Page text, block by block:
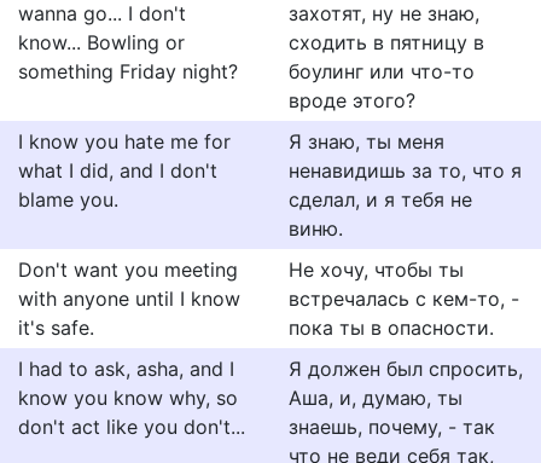
wanna go... I don't
know... Bowling or
something Friday night?
захотят, ну не знаю,
сходить в пятницу в
боулинг или что-то
вроде этого?
I know you hate me for
what I did, and I don't
blame you.
Я знаю, ты меня
ненавидишь за то, что я
сделал, и я тебя не
виню.
Don't want you meeting
with anyone until I know
it's safe.
Не хочу, чтобы ты
встречалась с кем-то, -
пока ты в опасности.
I had to ask, asha, and I
know you know why, so
don't act like you don't...
Я должен был спросить,
Аша, и, думаю, ты
знаешь, почему, - так
что не веди себя так,